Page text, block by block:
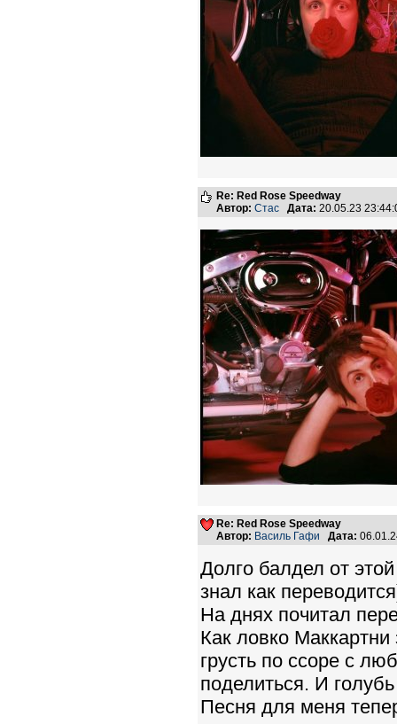
Re: Red Rose Speedway
Автор: Стас Дата: 20.05.23
Re: Red Rose Speedway
Автор: Василь Гафи Дата:
Долго балдел от
знал как
На днях почитал
Как ловко
грусть по ссоре с
поделиться. И
Песня для меня